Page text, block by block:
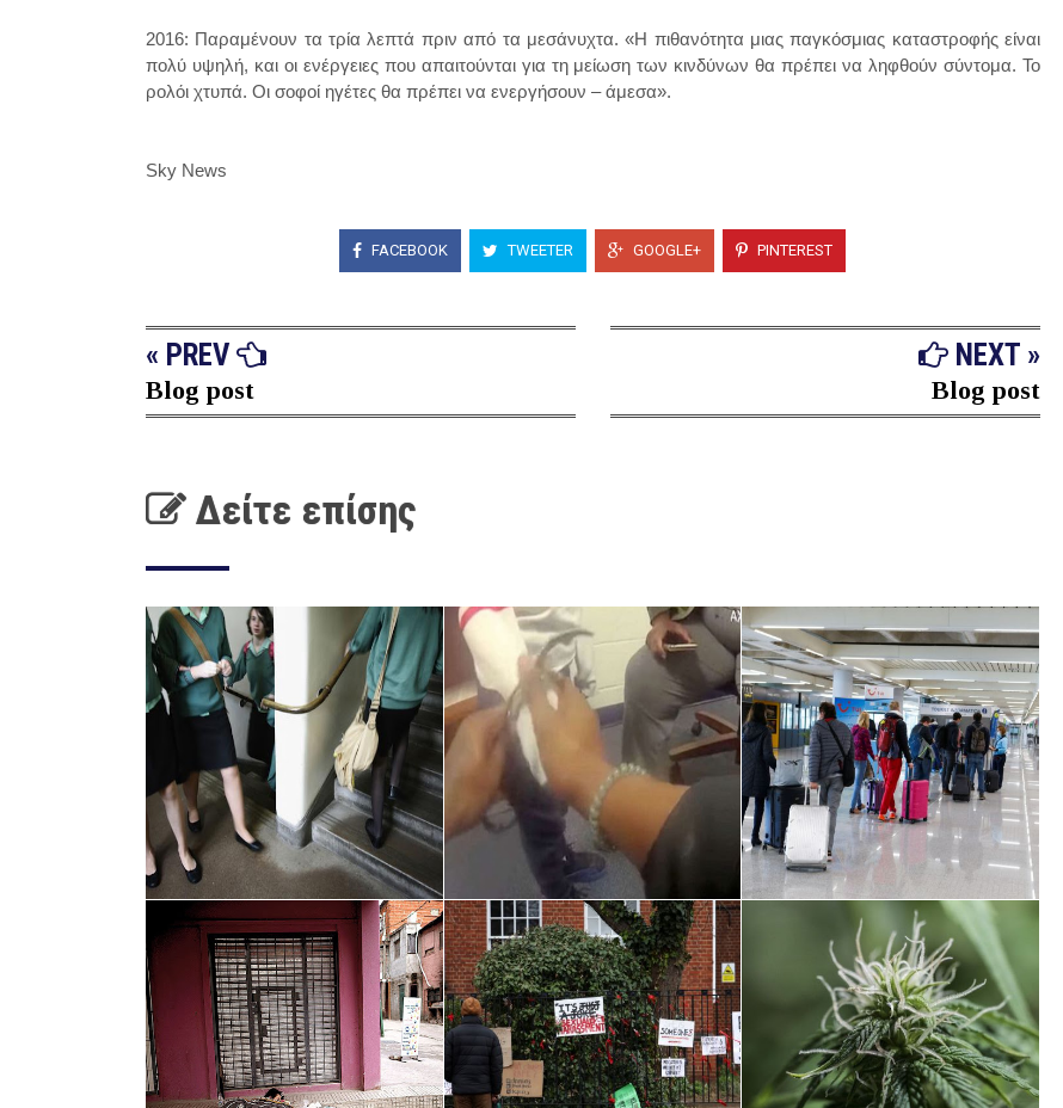
2016: Παραμένουν τα τρία λεπτά πριν από τα μεσάνυχτα. «Η πιθανότητα μιας παγκόσμιας καταστροφής είναι
πολύ υψηλή, και οι ενέργειες που απαιτούνται για τη μείωση των κινδύνων θα πρέπει να ληφθούν σύντομα. Το
ρολόι χτυπά. Οι σοφοί ηγέτες θα πρέπει να ενεργήσουν – άμεσα».
Sky News
FACEBOOK TWEETER GOOGLE+ PINTEREST
« PREV
Blog post
NEXT »
Blog post
Δείτε επίσης